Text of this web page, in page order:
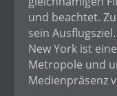
und beachtet.
sein
New York ist
Metropole und
Medienpräsenz